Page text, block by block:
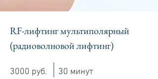
RF-лифтинг мультиполярный
(радиоволновой лифтинг)
3000 руб. 30 минут